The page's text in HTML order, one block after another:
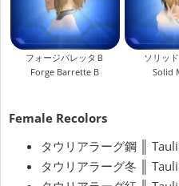
フォージバレッタＢ
Forge Barrette B
ソリッ
Solid
Female Recolors
タウリアラーグ鋼 ║
タウリアラーグ冬 ║